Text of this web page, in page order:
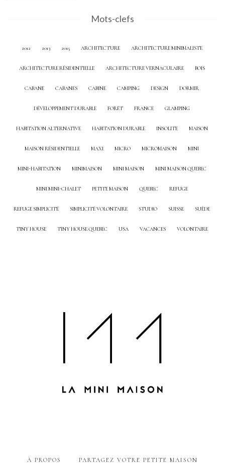
Mots-clefs
2012 2013 2015 ARCHITECTURE ARCHITECTURE MINIMALISTE
ARCHITECTURE RÉSIDENTIELLE ARCHITECTURE VERNACULAIRE BOIS
CABANE CABANES CABINE CAMPING DESIGN DORMIR
DÉVELOPPEMENT DURABLE FORÊT FRANCE GLAMPING
HABITATION ALTERNATIVE HABITATION DURABLE INSOLITE MAISON
MAISON RÉSIDENTIELLE MAXI MICRO MICROMAISON MINI
MINI-HABITATION MINIMAISON MINI MAISON MINI MAISON QUEBEC
MINI MINI-CHALET PETITE MAISON QUEBEC REFUGE
REFUGE SIMPLICITÉ SIMPLICITÉ VOLONTAIRE STUDIO SUISSE SUÈDE
TINY HOUSE TINY HOUSE QUEBEC USA VACANCES VOLONTAIRE
À PROPOS PARTAGEZ VOTRE PETITE MAISON